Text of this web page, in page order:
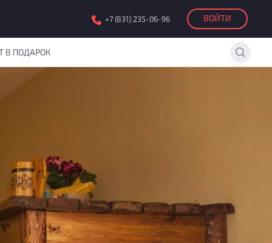
+7 (831) 235-06-96 ВОЙТИ
В ПОДАРОК